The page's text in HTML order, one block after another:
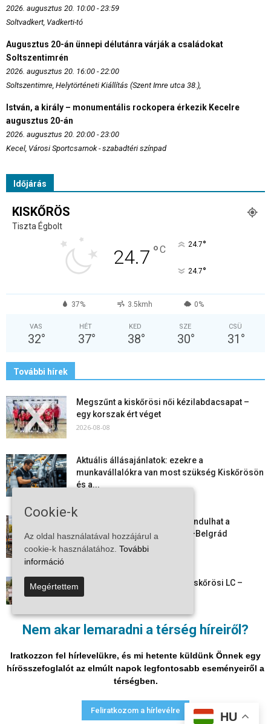
Nem akar lemaradni a térség híreiről?
Iratkozzon fel hírlevelükre, és mi hetente küldünk Önnek egy
hírösszefoglalót az elmúlt napok legfontosabb eseményeiről a
térségben.
Feliratkozom a hírlevélre
2026. augusztus 20. 10:00 - 23:59
Soltvadkert, Vadkerti-tó
Augusztus 20-án ünnepi délutánra várják a családokat
Soltszentimrén
2026. augusztus 20. 16:00 - 22:00
Soltszentimre, Helytörténeti Kiállítás (Szent Imre utca 38.),
István, a király – monumentális rockopera érkezik Kecelre
augusztus 20-án
2026. augusztus 20. 20:00 - 23:00
Kecel, Városi Sportcsarnok - szabadtéri színpad
Időjárás
KISKŐRÖS
Tiszta Égbolt
24.7 °C 24.7°
24.7°
37% 3.5kmh 0%
VAS
32°
HÉT
37°
KED
38°
SZE
30°
CSÜ
31 °
További hírek
Megszűnt a kiskőrösi női kézilabdacsapat –
egy korszak ért véget
2026-08-08
Aktuális állásajánlatok: ezekre a
munkavállalókra van most szükség Kiskőrösön
és a...
Vitézy Dávid: már ősszel újraindulhat a
személyszállítás a Budapest–Belgrád
vasútvonalon
Megkezdte a felkészülést a Kiskőrösi LC –
együtt maradt a keret,...
szabadulni a kontinens a...
2026-08-05
Adatvédelmi nyilatkozat Médiaajánlat Impresszum
HU
Cookie-k
Az oldal használatával hozzájárul a
cookie-k használatához. További
információ
Megértettem